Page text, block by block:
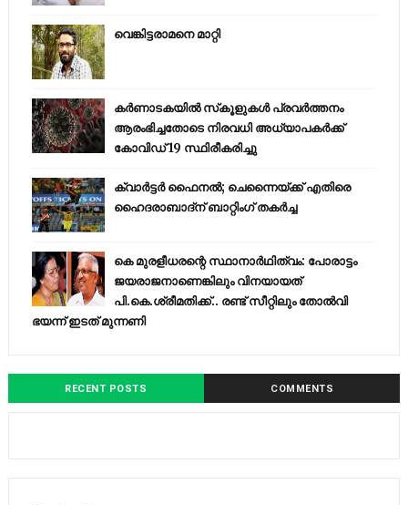
വെങ്കിട്ടരാമനെ മാറ്റി
കര്‍ണാടകയില്‍ സ്‌കൂളുകള്‍ പ്രവര്‍ത്തനം
ആരംഭിച്ചതോടെ നിരവധി അധ്യാപകര്‍ക്ക്
കോവിഡ് 19 സ്ഥിരീകരിച്ചു
ക്വാർട്ടർ ഫൈനൽ; ചെന്നൈയ്ക്ക് എതിരെ
ഹൈദരാബാദ്ന് ബാറ്റിംഗ് തകർച്ച
കെ മുരളീധരന്റെ സ്ഥാനാർഥിത്വം: പോരാട്ടം
ജയരാജനാണെങ്കിലും വിനയായത്
പി.കെ.ശ്രീമതിക്ക്.. രണ്ട് സീറ്റിലും തോൽവി
ഭയന്ന്‌ ഇടത് മുന്നണി
RECENT POSTS COMMENTS